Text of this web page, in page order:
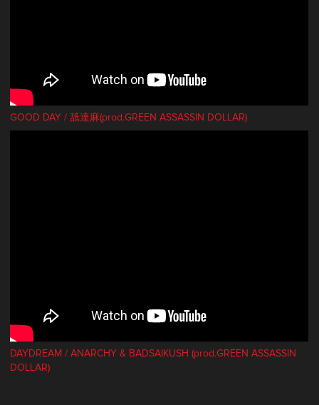
GOOD DAY / 舐達麻(prod.GREEN ASSASSIN DOLLAR)
DAYDREAM / ANARCHY & BADSAIKUSH (prod.GREEN ASSASSIN
DOLLAR)